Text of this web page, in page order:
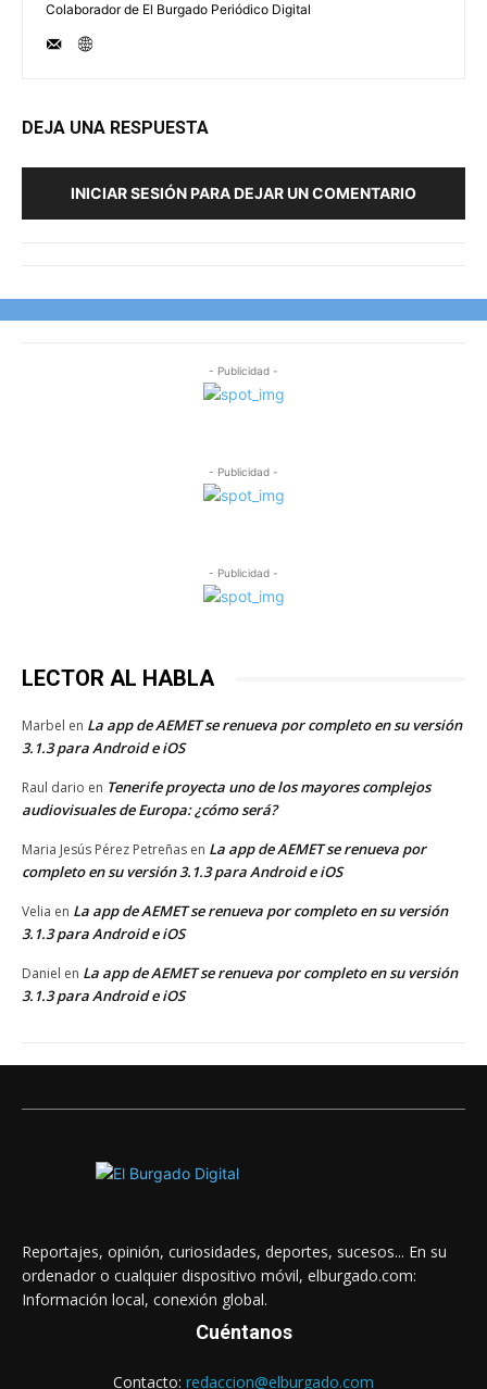
Colaborador de El Burgado Periódico Digital
DEJA UNA RESPUESTA
INICIAR SESIÓN PARA DEJAR UN COMENTARIO
- Publicidad -
- Publicidad -
- Publicidad -
LECTOR AL HABLA
Marbel en La app de AEMET se renueva por completo en su versión
3.1.3 para Android e iOS
Raul dario en Tenerife proyecta uno de los mayores complejos
audiovisuales de Europa: ¿cómo será?
Maria Jesús Pérez Petreñas en La app de AEMET se renueva por
completo en su versión 3.1.3 para Android e iOS
Velia en La app de AEMET se renueva por completo en su versión
3.1.3 para Android e iOS
Daniel en La app de AEMET se renueva por completo en su versión
3.1.3 para Android e iOS
Reportajes, opinión, curiosidades, deportes, sucesos... En su
ordenador o cualquier dispositivo móvil, elburgado.com:
Información local, conexión global.
Cuéntanos
Contacto: redaccion@elburgado.com